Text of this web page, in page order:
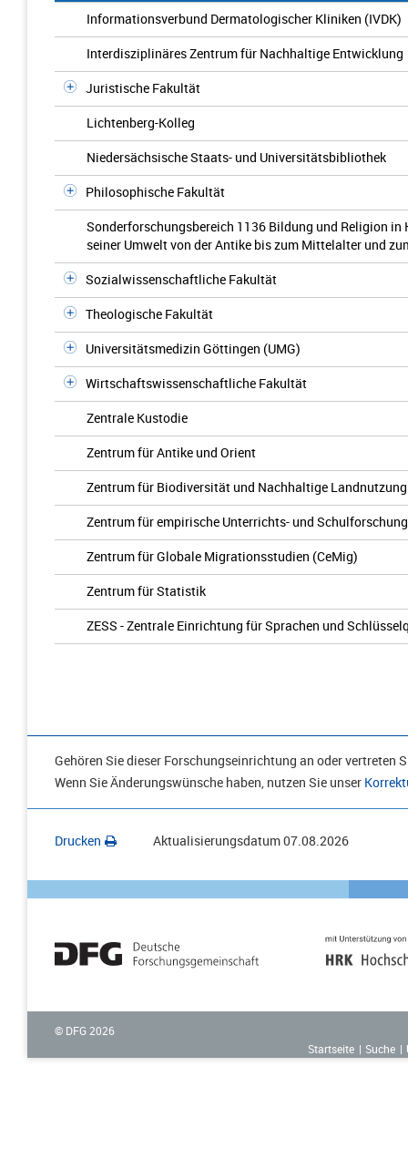
Informationsverbund Dermatologischer Kliniken (IVDK)
Interdisziplinäres Zentrum für Nachhaltige Entwicklung
Juristische Fakultät
Lichtenberg-Kolleg
Niedersächsische Staats- und Universitätsbibliothek
Philosophische Fakultät
Sonderforschungsbereich 1136 Bildung und Religion
seiner Umwelt von der Antike bis zum Mittelalter und
Sozialwissenschaftliche Fakultät
Theologische Fakultät
Universitätsmedizin Göttingen (UMG)
Wirtschaftswissenschaftliche Fakultät
Zentrale Kustodie
Zentrum für Antike und Orient
Zentrum für Biodiversität und Nachhaltige Landnutzung
Zentrum für empirische Unterrichts- und
Zentrum für Globale Migrationsstudien (CeMig)
Zentrum für Statistik
ZESS - Zentrale Einrichtung für Sprachen und
Gehören Sie dieser Forschungseinrichtung an oder vertreten
Wenn Sie Änderungswünsche haben, nutzen Sie unser
Drucken Aktualisierungsdatum07.08.2026
© DFG 2026
Startseite
Suche